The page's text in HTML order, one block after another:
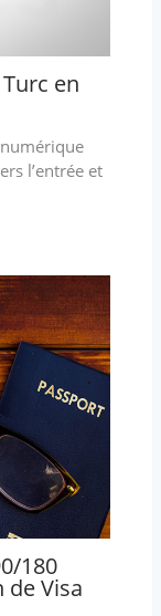
en
l’entrée et
180
de Visa